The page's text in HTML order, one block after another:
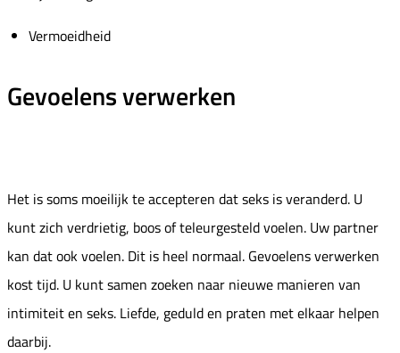
Vermoeidheid
Gevoelens verwerken
Het is soms moeilijk te accepteren dat seks is veranderd. U
kunt zich verdrietig, boos of teleurgesteld voelen. Uw partner
kan dat ook voelen. Dit is heel normaal. Gevoelens verwerken
kost tijd. U kunt samen zoeken naar nieuwe manieren van
intimiteit en seks. Liefde, geduld en praten met elkaar helpen
daarbij.